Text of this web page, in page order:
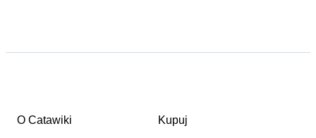
O Catawiki Kupuj